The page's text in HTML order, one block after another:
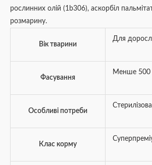
рослинних олій (1b306), аскорбіл
розмарину.
Вік тварини
Для
Фасування
Менше 500
Особливі потреби
Клас корму